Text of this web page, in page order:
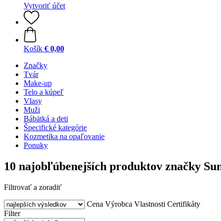
Vytvoriť účet
Košík € 0,00
Značky
Tvár
Make-up
Telo a kúpeľ
Vlasy
Muži
Bábätká a deti
Špecifické kategórie
Kozmetika na opaľovanie
Ponuky
10 najobľúbenejších produktov značky
Filtrovať a zoradiť
Cena Výrobca Vlastnosti Certifikáty
Filter